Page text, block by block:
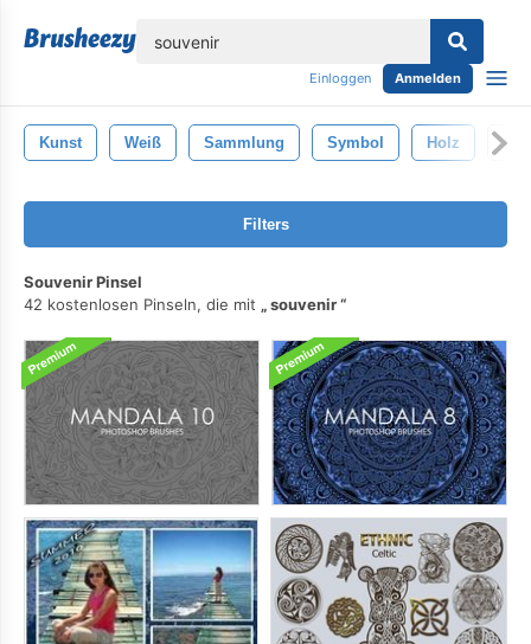
Einloggen Anmelden
Kunst Weiß Sammlung Symbol Holz
Filters
Souvenir Pinsel
42 kostenlosen Pinseln, die mit
souvenir